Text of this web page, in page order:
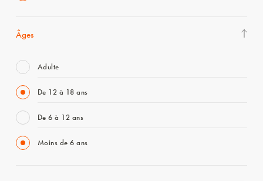
Âges
Adulte
De 12 à 18 ans
De 6 à 12 ans
Moins de 6 ans